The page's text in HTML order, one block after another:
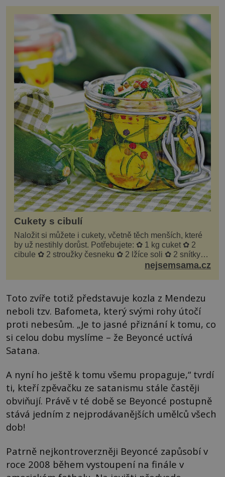
Cukety s cibulí
Naložit si můžete i cukety, včetně těch menších, které
by už nestihly dorůst. Potřebujete: ✿ 1 kg cuket ✿ 2
cibule ✿ 2 stroužky česneku ✿ 2 lžíce soli ✿ 2 snítky
kopru ✿ hrst petrželky Nálev: ✿ 400 m...nejsemsama.cz
Toto zvíře totiž představuje kozla z Mendezu
neboli tzv. Bafometa, který svými rohy útočí
proti nebesům. „Je to jasné přiznání k tomu, co
si celou dobu myslíme – že Beyoncé uctívá
Satana.
A nyní ho ještě k tomu všemu propaguje,“ tvrdí
ti, kteří zpěvačku ze satanismu stále častěji
obviňují. Právě v té době se Beyoncé postupně
stává jedním z nejprodávanějších umělců všech
dob!
Patrně nejkontroverzněji Beyoncé zapůsobí v
roce 2008 během vystoupení na finále v